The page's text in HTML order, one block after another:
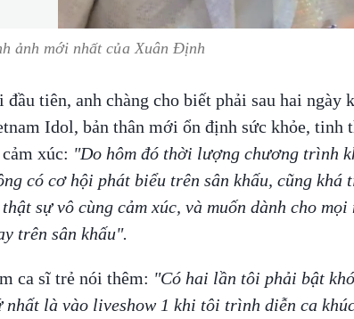
ảnh mới nhất của Xuân Định
đầu tiên, anh chàng cho biết phải sau hai ngày
Idol, bản thân mới ổn định sức khỏe, tinh
xúc: "Do hôm đó thời lượng chương trình
có cơ hội phát biểu trên sân khấu, cũng khá
sự vô cùng cảm xúc, và muốn dành cho
trên sân khấu".
ca sĩ trẻ nói thêm: "Có hai lần tôi phải bật
nhất là vào liveshow 1 khi tôi trình diễn ca